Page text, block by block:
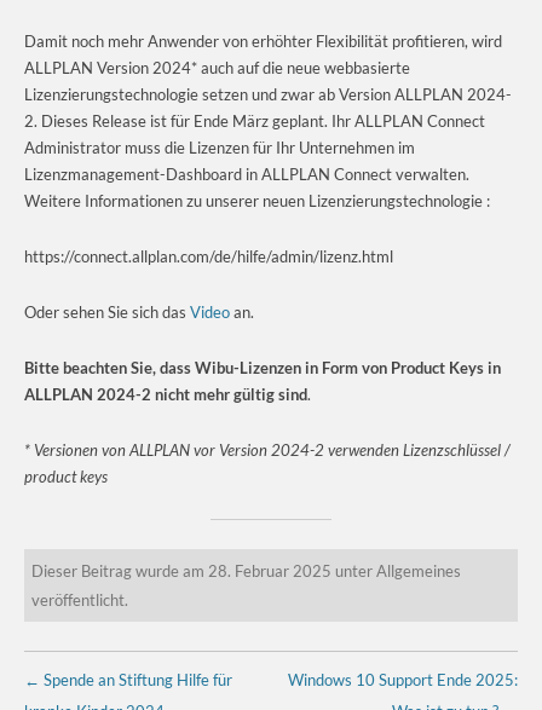
Damit noch mehr Anwender von erhöhter Flexibilität profitieren, wird
ALLPLAN Version 2024* auch auf die neue webbasierte
Lizenzierungstechnologie setzen und zwar ab Version ALLPLAN 2024-
2. Dieses Release ist für Ende März geplant. Ihr ALLPLAN Connect
Administrator muss die Lizenzen für Ihr Unternehmen im
Lizenzmanagement-Dashboard in ALLPLAN Connect verwalten.
Weitere Informationen zu unserer neuen Lizenzierungstechnologie :
https://connect.allplan.com/de/hilfe/admin/lizenz.html
Oder sehen Sie sich das Videoan.
Bitte beachten Sie, dass Wibu-Lizenzen in Form von Product Keys in
ALLPLAN 2024-2 nicht mehr gültig sind.
* Versionen von ALLPLAN vor Version 2024-2 verwenden Lizenzschlüssel /
product keys
Dieser Beitrag wurde am 28. Februar 2025 unterAllgemeines
veröffentlicht.
Beitragsnavigation
← Spende an Stiftung Hilfe für
Windows 10 Support Ende 2025: